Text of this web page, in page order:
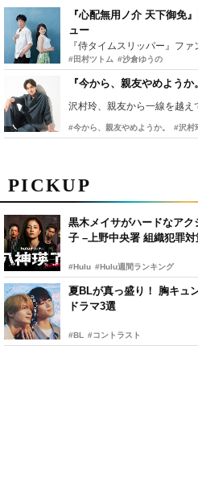
PICKUP
黒木メイサがハードなア
子 –上野中央署 組織犯罪対
#Hulu #Hulu週間ランキング
夏BLが真っ盛り！ 胸キュ
ドラマ3選
#BL #コントラスト
『心配無用ノ介 天下御免
ュー
#田村ツトム #沙倉ゆうの
『今から、親友やめよう
沢村玲、親友から一線を越
#今から、親友やめようか。 #沢村